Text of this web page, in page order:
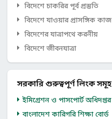
বিদেশে চাকরির পূর্ব প্রস্তুতি
বিদেশে যাওয়ার প্রাসঙ্গিক কাজ
বিদেশের যাত্রাপথে করনীয়
বিদেশে জীবনযাত্রা
সরকারি গুরুত্বপূর্ণ লিংক সমূহ
ইমিগ্রেশন ও পাসপোর্ট অধিদপ্তর
বাংলাদেশ কারিগরি শিক্ষা বোর্ড